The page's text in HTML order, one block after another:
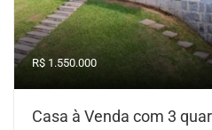
R$ 1.550.000
Casa à Venda com 3